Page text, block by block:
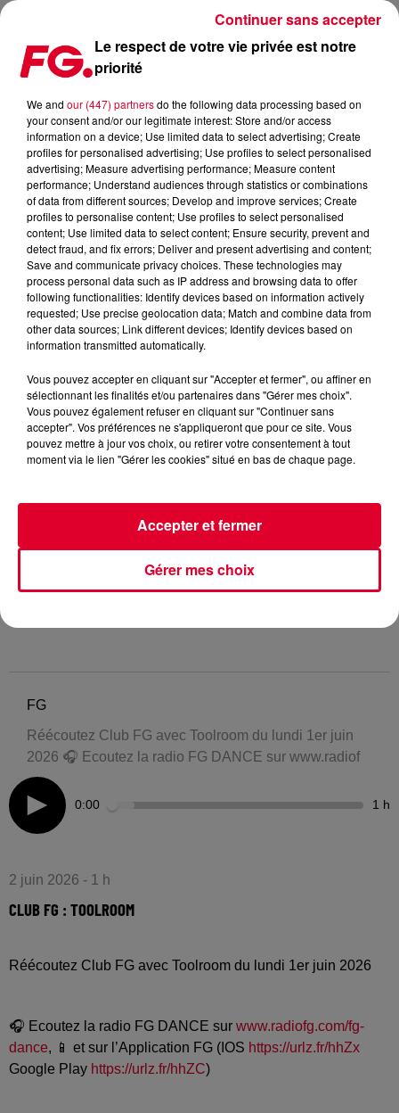
CLUB FG : TOOLROOM
FG
Réécoutez Club FG avec Toolroom du lundi 1er juin
2026 🎧 Ecoutez la radio FG DANCE sur www.radiof
0:00 1 h
2 juin 2026 - 1 h
CLUB FG : TOOLROOM
Réécoutez Club FG avec Toolroom du lundi 1er juin 2026
🎧 Ecoutez la radio FG DANCE sur www.radiofg.com/fg-
dance, 📱 et sur l’Application FG (IOS https://urlz.fr/hhZx
Google Play https://urlz.fr/hhZC)
Le respect de votre vie privée est notre
priorité
We and our (447) partnersdo the following data processing based on
your consent and/or our legitimate interest: Store and/or access
information on a device; Use limited data to select advertising; Create
profiles for personalised advertising; Use profiles to select personalised
advertising; Measure advertising performance; Measure content
performance; Understand audiences through statistics or combinations
of data from different sources; Develop and improve services; Create
profiles to personalise content; Use profiles to select personalised
content; Use limited data to select content; Ensure security, prevent and
detect fraud, and fix errors; Deliver and present advertising and content;
Save and communicate privacy choices. These technologies may
process personal data such as IP address and browsing data to offer
following functionalities: Identify devices based on information actively
requested; Use precise geolocation data; Match and combine data from
other data sources; Link different devices; Identify devices based on
information transmitted automatically.
Vous pouvez accepter en cliquant sur "Accepter et fermer", ou affiner en
sélectionnant les finalités et/ou partenaires dans "Gérer mes choix".
Vous pouvez également refuser en cliquant sur "Continuer sans
accepter". Vos préférences ne s'appliqueront que pour ce site. Vous
pouvez mettre à jour vos choix, ou retirer votre consentement à tout
moment via le lien "Gérer les cookies" situé en bas de chaque page.
Gérer mes choix
Accepter et fermer
Continuer sans accepter